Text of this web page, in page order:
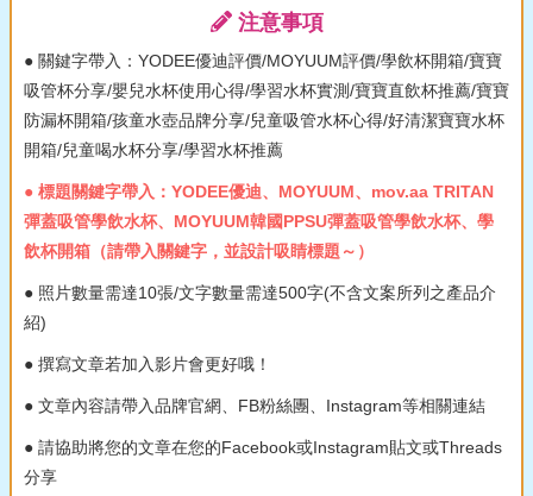
注意事項
● 關鍵字帶入：YODEE優迪評價/MOYUUM評價/學飲杯開箱/寶寶
吸管杯分享/嬰兒水杯使用心得/學習水杯實測/寶寶直飲杯推薦/寶寶
防漏杯開箱/孩童水壺品牌分享/兒童吸管水杯心得/好清潔寶寶水杯
開箱/兒童喝水杯分享/學習水杯推薦
● 標題關鍵字帶入：YODEE優迪、MOYUUM、mov.aa TRITAN
彈蓋吸管學飲水杯、MOYUUM韓國PPSU彈蓋吸管學飲水杯、學
飲杯開箱（請帶入關鍵字，並設計吸睛標題～）
● 照片數量需達10張/文字數量需達500字(不含文案所列之產品介
紹)
● 撰寫文章若加入影片會更好哦！
● 文章內容請帶入品牌官網、FB粉絲團、Instagram等相關連結
● 請協助將您的文章在您的Facebook或Instagram貼文或Threads
分享